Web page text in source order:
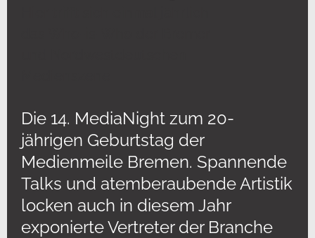
Die 14. MediaNight zum 20-
jährigen Geburtstag der
Medienmeile Bremen. Spannende
Talks und atemberaubende Artistik
locken auch in diesem Jahr
exponierte Vertreter der Branche